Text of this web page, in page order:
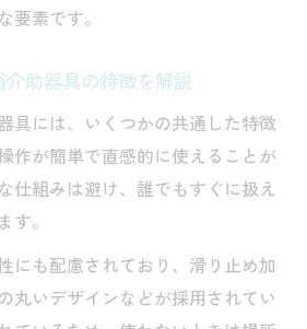
を助ける入浴介助器具とは
と共に安心な日常を実現
しい入浴介助器具の特徴
要素です。
助器具の特徴を解説
具には、いくつかの共通した特徴
作が簡単で直感的に使えることが
仕組みは避け、誰でもすぐに扱え
す。
にも配慮されており、滑り止め加
丸いデザインなどが採用されてい